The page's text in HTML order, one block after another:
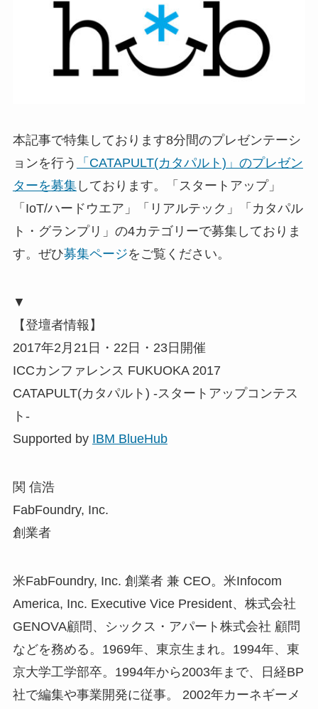
本記事で特集しております8分間のプレゼンテーシ
ョンを行う
「CATAPULT(カタパルト)」のプレゼン
ターを募集しております。「スタートアップ」
「IoT/ハードウエア」「リアルテック」「カタパル
ト・グランプリ」の4カテゴリーで募集しておりま
す。ぜひ募集ページをご覧ください。
▼
【登壇者情報】
2017年2月21日・22日・23日開催
ICCカンファレンス FUKUOKA 2017
CATAPULT(カタパルト) -スタートアップコンテス
ト-
Supported by IBM BlueHub
関 信浩
FabFoundry, Inc.
創業者
米FabFoundry, Inc. 創業者 兼 CEO。米Infocom
America, Inc. Executive Vice President、株式会社
GENOVA顧問、シックス・アパート株式会社 顧問
などを務める。1969年、東京生まれ。1994年、東
京大学工学部卒。1994年から2003年まで、日経BP
社で編集や事業開発に従事。 2002年カーネギーメ